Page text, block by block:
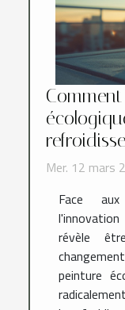
Mer. 12 mars
Face
révèle
peinture